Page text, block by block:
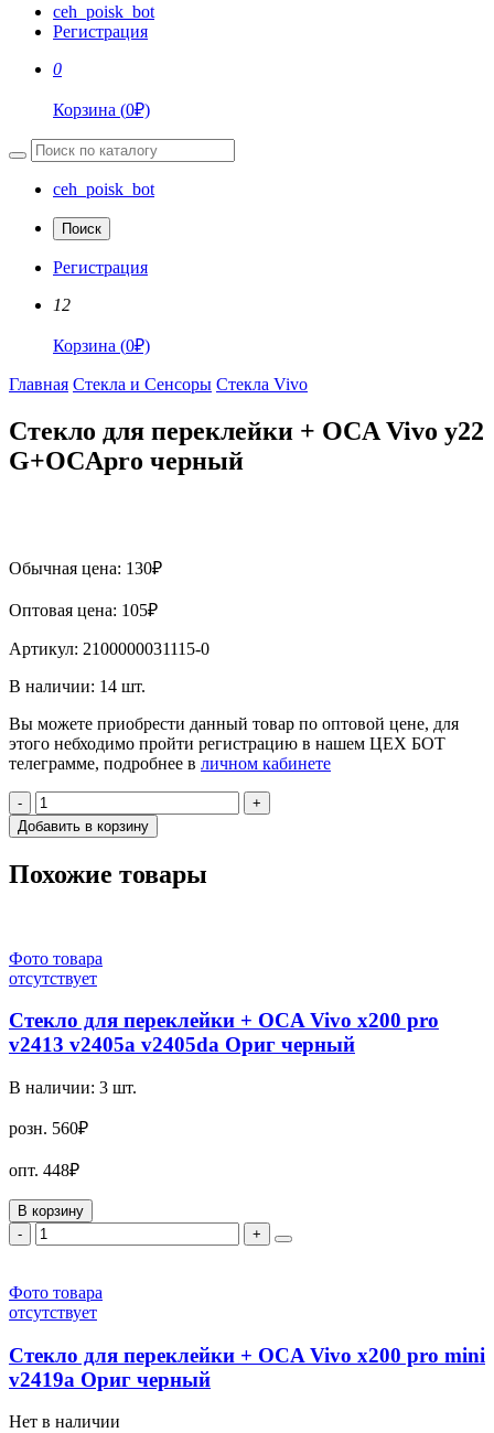
ceh_poisk_bot
Регистрация
0
Корзина (0₽)
ceh_poisk_bot
Поиск
Регистрация
12
Корзина (0₽)
Главная Стекла и Сенсоры Стекла Vivo
Стекло для переклейки + OCA Vivo y22
G+OCApro черный
Обычная цена: 130₽
Оптовая цена: 105₽
Артикул: 2100000031115-0
В наличии: 14 шт.
Вы можете приобрести данный товар по оптовой цене, для
этого небходимо пройти регистрацию в нашем ЦЕХ БОТ
телеграмме, подробнее в личном кабинете
-
+
Добавить в корзину
Похожие товары
Фото товара
отсутствует
Стекло для переклейки + OCA Vivo x200 pro
v2413 v2405a v2405da Ориг черный
В наличии: 3 шт.
розн. 560₽
опт. 448₽
В корзину
-
+
Фото товара
отсутствует
Стекло для переклейки + OCA Vivo x200 pro mini
v2419a Ориг черный
Нет в наличии